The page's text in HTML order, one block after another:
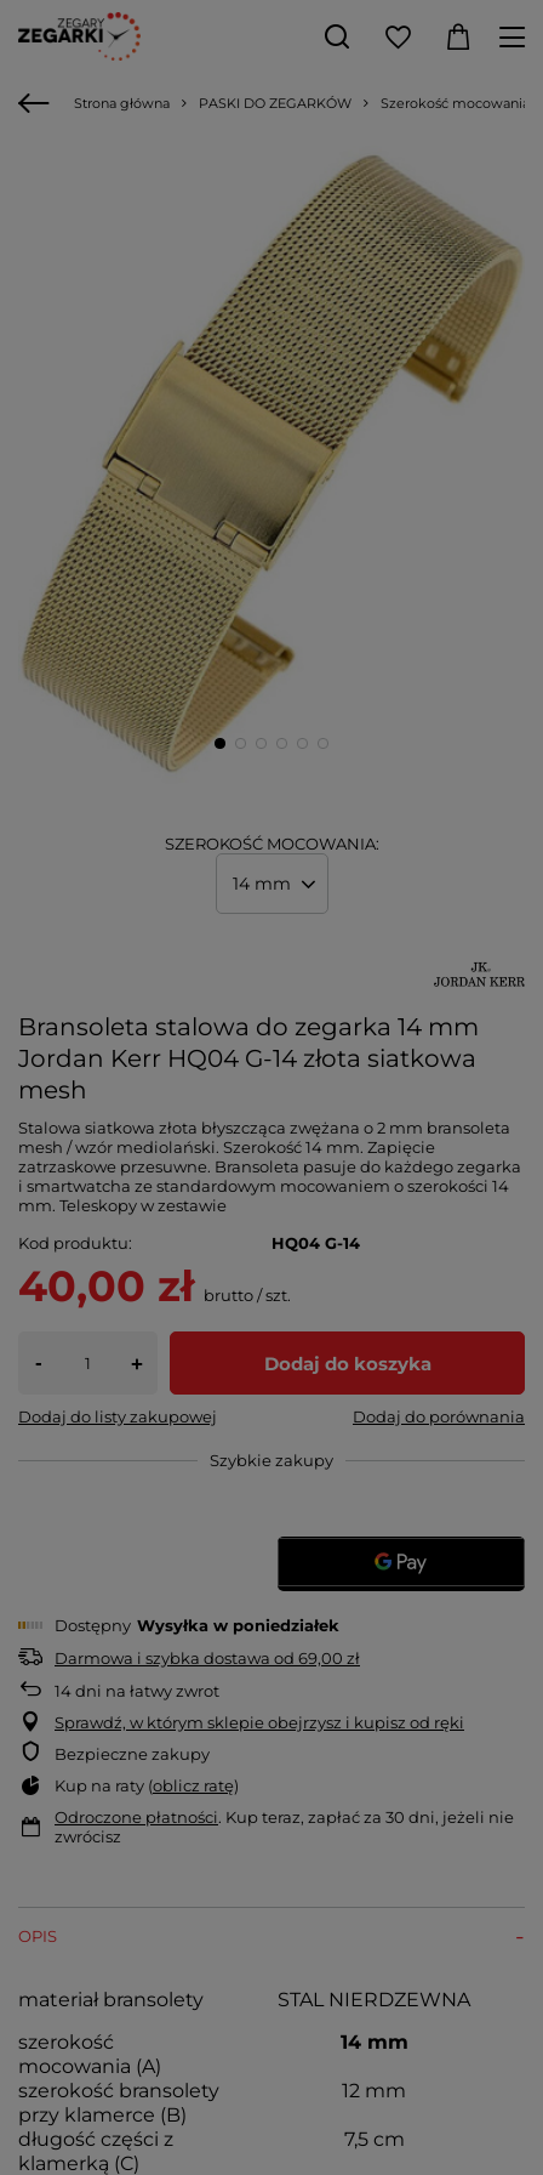
Strona główna PASKI DO ZEGARKÓW Szerokość mocowania
SZEROKOŚĆ MOCOWANIA:
14 mm
Bransoleta stalowa do zegarka 14 mm
Jordan Kerr HQ04 G-14 złota siatkowa
mesh
Stalowa siatkowa złota błyszcząca zwężana o 2 mm bransoleta
mesh / wzór mediolański. Szerokość 14 mm. Zapięcie
zatrzaskowe przesuwne. Bransoleta pasuje do każdego zegarka
i smartwatcha ze standardowym mocowaniem o szerokości 14
mm. Teleskopy w zestawie
Kod produktu
HQ04 G-14
40,00 zł brutto/szt.
- + Dodaj do koszyka
Dodaj do listy zakupowej Dodaj do porównania
Szybkie zakupy
Dostępny Wysyłka w poniedziałek
Darmowa i szybka dostawa od 69,00 zł
14dni na łatwy zwrot
Sprawdź, w którym sklepie obejrzysz i kupisz od ręki
Bezpieczne zakupy
Kup na raty (oblicz ratę)
Odroczone płatności. Kup teraz, zapłać za 30 dni, jeżeli nie
zwrócisz
OPIS
materiał bransolety
STAL NIERDZEWNA
szerokość
mocowania (A)
14 mm
szerokość bransolety
przy klamerce (B)
12 mm
długość części z
klamerką (C)
7,5 cm